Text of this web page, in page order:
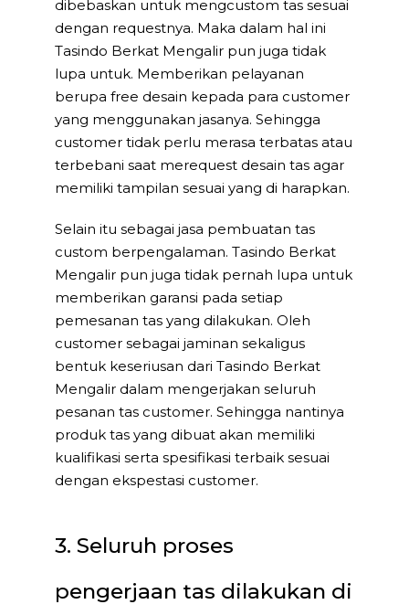
dibebaskan untuk mengcustom tas sesuai
dengan requestnya. Maka dalam hal ini
Tasindo Berkat Mengalir pun juga tidak
lupa untuk. Memberikan pelayanan
berupa free desain kepada para customer
yang menggunakan jasanya. Sehingga
customer tidak perlu merasa terbatas atau
terbebani saat merequest desain tas agar
memiliki tampilan sesuai yang di harapkan.
Selain itu sebagai jasa pembuatan tas
custom berpengalaman. Tasindo Berkat
Mengalir pun juga tidak pernah lupa untuk
memberikan garansi pada setiap
pemesanan tas yang dilakukan. Oleh
customer sebagai jaminan sekaligus
bentuk keseriusan dari Tasindo Berkat
Mengalir dalam mengerjakan seluruh
pesanan tas customer. Sehingga nantinya
produk tas yang dibuat akan memiliki
kualifikasi serta spesifikasi terbaik sesuai
dengan ekspestasi customer.
3. Seluruh proses
pengerjaan tas dilakukan di